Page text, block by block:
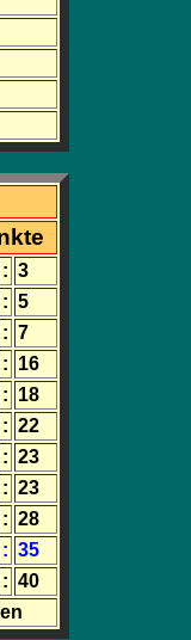
: 3
: 5
: 7
: 16
: 18
: 22
: 23
: 23
: 28
: 35
: 40